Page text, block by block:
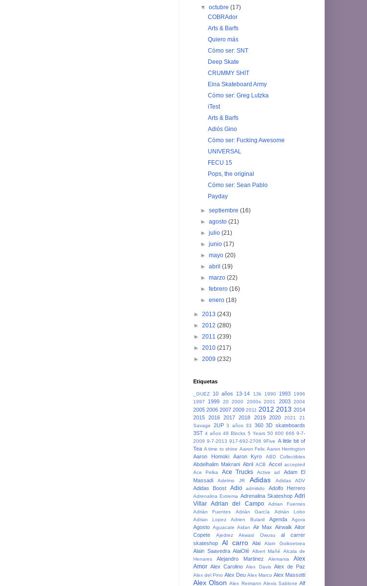
▼octubre(17)
COBRAdor
Arts & Barfs
Quiero más
Cómo ser: SNT
Deep Skate
CRUMMY SHIT
Eina Skateboard Army
Cómo ser: Greg Lutzka
iTest
Arts & Barfs
Adiós Gino
Cómo ser: Fucking Awesome
UNIVERSAL
FECU 15
Pops, the original
Cómo ser: Sean Pablo
Payday
►septiembre(16)
►agosto(21)
►julio(21)
►junio(17)
►mayo(20)
►abril(19)
►marzo(22)
►febrero(16)
►enero(18)
► 2013 (243)
► 2012 (280)
► 2011 (239)
► 2010 (217)
► 2009 (232)
Etiquetas
_GUEZ 10 años 13-14 13k 1990 1993
1996
1997
1999 20 2000 2000s 2001 2003 2004
2005 2006 2007 2009 2011 2012 2013 2014
2015 2016 2017 2018 2019 2020 2021
21
Savage
2UP 3 años 33 360 3D skateboards
3ST 4 años 48 Blocks 5 Years 50 600 666 9-7-
2009 9-7-2013 917-692-2706 9Five A little bit of
Tea A time to shine Aaron Felix Aaron Herrington
Aaron Homoki Aaron Kyro ABD Collectibles
Abdelhalim Makrani Abril ACB Accel accepted
Ace Pelka
Ace Trucks Active ad
Adam El
Massadi
Adelmo JR Adidas Adidas ADV
Adidas Boost Adio admitido Adolfo Herrero
Adrenalina Extrema Adrenalina Skateshop Adri
Villar Adrian del Campo
Adrian Fuentes
Adrián Fuentes
Adrián García
Adrián Lobo
Adrian Lopez
Adrien Bulard Agenda Agora
Agosto Aguacate Aidan Air Max Airwalk Aitor
Copete
Ajedrez Akwasi Owusu
al carrer
skateshop
Al carro Alai Alain Goikoetxea
Alain Saavedra AlaiOlé Albert Mañé
Alcala de
Henares
Alejandro Martinez Alemania
Alex
Amor Alex Carolino Alex Davis Alex de Paz
Alex del Pino Alex Deu Alex Marco Alex Massotti
Alex Olson Alex Reimann Alexis Sablone Alf